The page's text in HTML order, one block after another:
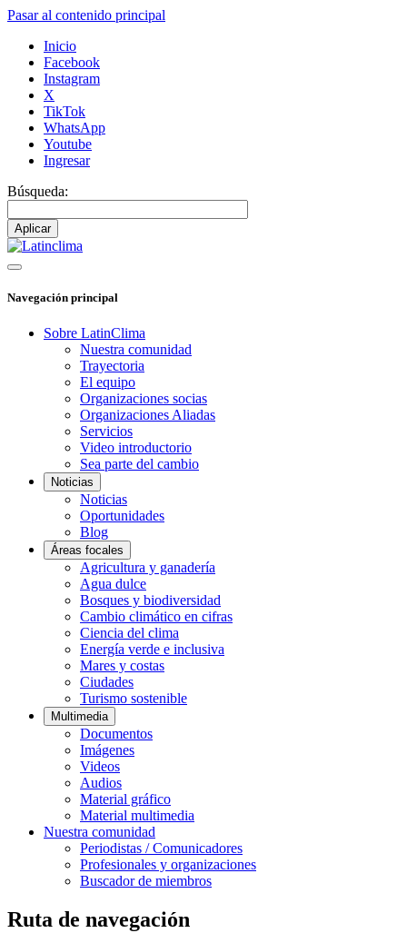
Pasar al contenido principal
Inicio
Facebook
Instagram
X
TikTok
WhatsApp
Youtube
Ingresar
Búsqueda:
Navegación principal
Sobre LatinClima
Nuestra comunidad
Trayectoria
El equipo
Organizaciones socias
Organizaciones Aliadas
Servicios
Video introductorio
Sea parte del cambio
Noticias
Noticias
Oportunidades
Blog
Áreas focales
Agricultura y ganadería
Agua dulce
Bosques y biodiversidad
Cambio climático en cifras
Ciencia del clima
Energía verde e inclusiva
Mares y costas
Ciudades
Turismo sostenible
Multimedia
Documentos
Imágenes
Videos
Audios
Material gráfico
Material multimedia
Nuestra comunidad
Periodistas / Comunicadores
Profesionales y organizaciones
Buscador de miembros
Ruta de navegación